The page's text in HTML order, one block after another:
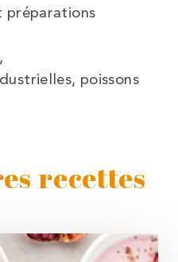
préparations
poissons
recettes